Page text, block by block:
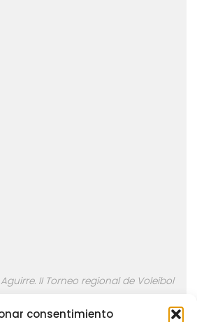
consentimiento
II Torneo regional de Voleibol